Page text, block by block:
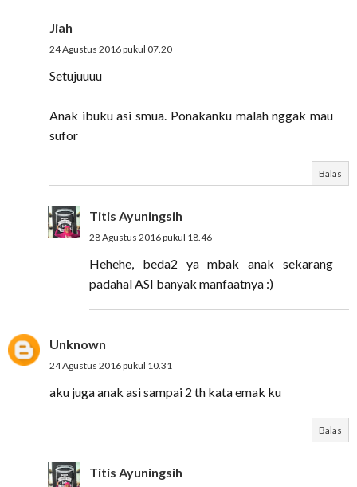
Jiah
24 Agustus 2016 pukul 07.20
Setujuuuu
Anak ibuku asi smua. Ponakanku malah nggak mau
sufor
Balas
Titis Ayuningsih
28 Agustus 2016 pukul 18.46
Hehehe, beda2 ya mbak anak sekarang
padahal ASI banyak manfaatnya :)
Unknown
24 Agustus 2016 pukul 10.31
aku juga anak asi sampai 2 th kata emak ku
Balas
Titis Ayuningsih